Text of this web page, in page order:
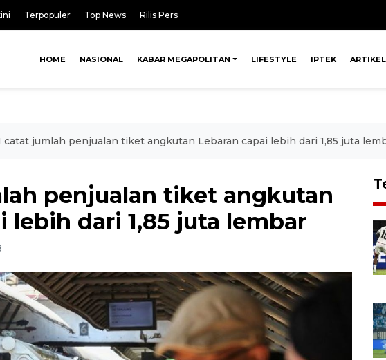
Terpopuler Top News Rilis Pers
HOME NASIONAL KABAR MEGAPOLITAN LIFESTYLE IPTEK ARTIKEL
catat jumlah penjualan tiket angkutan Lebaran capai lebih dari 1,85 juta
penjualan tiket angkutan
lebih dari 1,85 juta lembar